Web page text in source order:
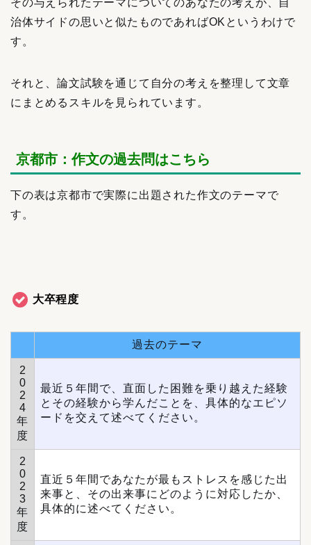
治体サイドの思いと似たものであればOKというわけで
す。
それと、論文試験を通じて自分の考えを整理して文章
にまとめるスキルを見られています。
京都市：作文の過去問はこちら
下の表は京都市で実際に出題された作文のテーマで
す。
大卒程度
過去のテーマ
2
0
2
4
年
度
最近５年間で、直面した困難を乗り越えた経験
とその経験から学んだことを、具体的なエピソ
ードを交えて述べてください。
2
0
2
3
年
度
直近５年間であなたが最もストレスを感じた出
来事と、その出来事にどのように対応したか、
具体的に述べてください。